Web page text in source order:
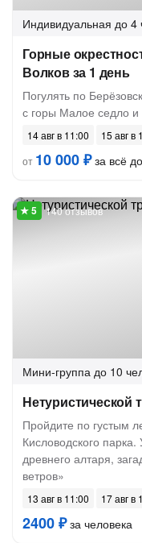
Индивидуальная до 4
Горные
Волков за 1 день
Погулять по
с горы Малое седло и
14 авг в 11:00
15 авг в
от 10 000 ₽за всё
140 отзывов
Мини-группа до 10
Нетуристической
Пройдите по густым
Кисловодского
древнего алтаря,
ветров»
13 авг в 11:00 17 авг в
2400 ₽за человека